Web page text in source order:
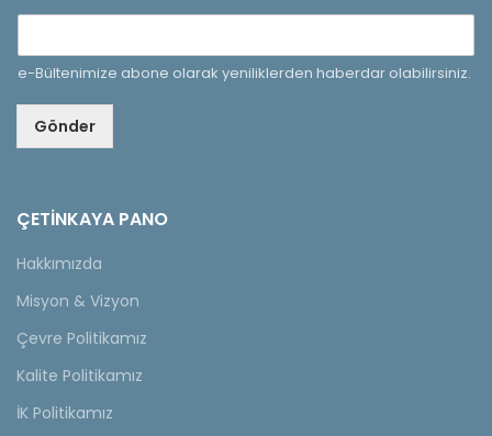
e-Bültenimize abone olarak yeniliklerden haberdar olabilirsiniz.
Gönder
ÇETINKAYA PANO
Hakkımızda
Misyon & Vizyon
Çevre Politikamız
Kalite Politikamız
İK Politikamız